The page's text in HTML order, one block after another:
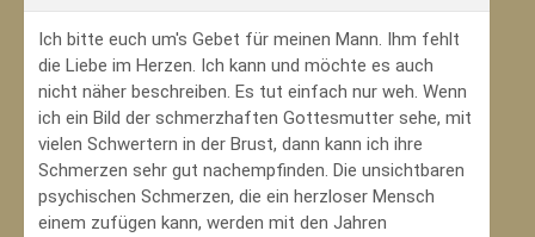
Ich bitte euch um's Gebet für meinen Mann. Ihm fehlt
die Liebe im Herzen. Ich kann und möchte es auch
nicht näher beschreiben. Es tut einfach nur weh. Wenn
ich ein Bild der schmerzhaften Gottesmutter sehe, mit
vielen Schwertern in der Brust, dann kann ich ihre
Schmerzen sehr gut nachempfinden. Die unsichtbaren
psychischen Schmerzen, die ein herzloser Mensch
einem zufügen kann, werden mit den Jahren